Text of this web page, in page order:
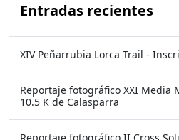
Entradas recientes
XIV Peñarrubia Lorca Trail -
Reportaje fotográfico XXI Media
10.5 K de Calasparra